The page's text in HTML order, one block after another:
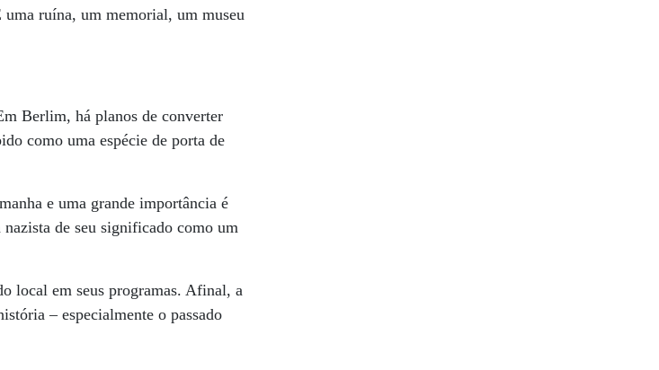
uma ruína, um memorial, um museu
Berlim, há planos de converter
como uma espécie de porta de
e uma grande importância é
de seu significado como um
local em seus programas. Afinal, a
– especialmente o passado